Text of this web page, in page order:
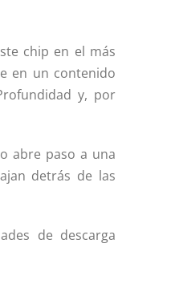
chip en el más
en un contenido
y, por
abre paso a una
detrás de las
de descarga